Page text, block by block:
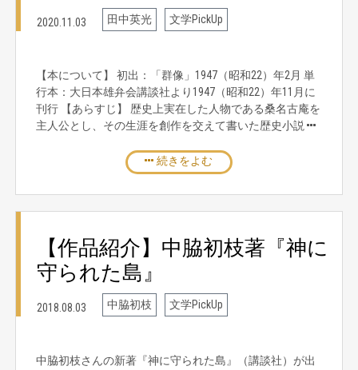
2020.11.03 田中英光 文学PickUp
【本について】 初出：「群像」1947（昭和22）年2月 単
行本：大日本雄弁会講談社より1947（昭和22）年11月に
刊行 【あらすじ】 歴史上実在した人物である桑名古庵を
主人公とし、その生涯を創作を交えて書いた歴史小説
続きをよむ
【作品紹介】中脇初枝著『神に
守られた島』
2018.08.03 中脇初枝 文学PickUp
中脇初枝さんの新著『神に守られた島』（講談社）が出